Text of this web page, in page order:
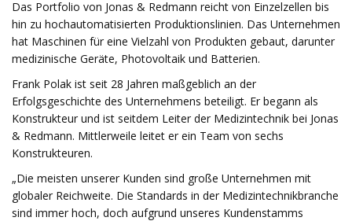
Das Portfolio von Jonas & Redmann reicht von Einzelzellen bis
hin zu hochautomatisierten Produktionslinien. Das Unternehmen
hat Maschinen für eine Vielzahl von Produkten gebaut, darunter
medizinische Geräte, Photovoltaik und Batterien.
Frank Polak ist seit 28 Jahren maßgeblich an der
Erfolgsgeschichte des Unternehmens beteiligt. Er begann als
Konstrukteur und ist seitdem Leiter der Medizintechnik bei Jonas
& Redmann. Mittlerweile leitet er ein Team von sechs
Konstrukteuren.
„Die meisten unserer Kunden sind große Unternehmen mit
globaler Reichweite. Die Standards in der Medizintechnikbranche
sind immer hoch, doch aufgrund unseres Kundenstamms